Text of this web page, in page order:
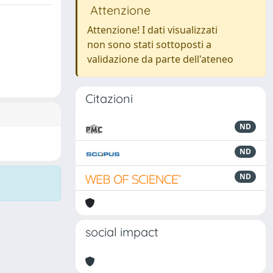
Attenzione
Attenzione! I dati visualizzati
non sono stati sottoposti a
validazione da parte dell'ateneo
Citazioni
ND
ND
ND
social impact